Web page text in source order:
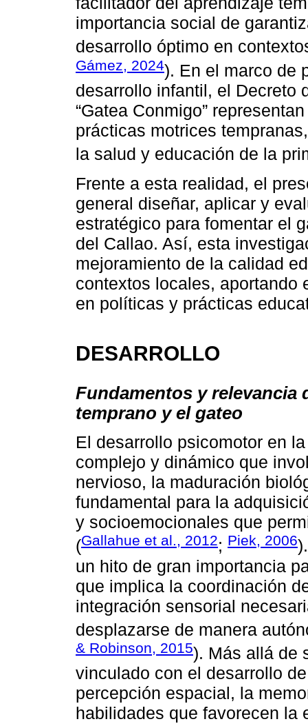
importancia social de
desarrollo óptimo en
Gámez, 2024). En el marco de
desarrollo infantil, el Decreto
“Gatea Conmigo”
prácticas motrices
la salud y educación de la
Frente a esta realidad, el
general diseñar, aplicar y
estratégico para fomentar el
del Callao. Así, esta
mejoramiento de la calidad
contextos locales, aportando
en políticas y prácticas
DESARROLLO
Fundamentos y
temprano y el gateo
El desarrollo psicomotor en
complejo y dinámico que
nervioso, la maduración
fundamental para la
y socioemocionales que
(Gallahue et al., 2012; Piek, 2006
un hito de gran importancia
que implica la coordinación
integración sensorial
desplazarse de manera
& Robinson, 2015). Más allá de
vinculado con el desarrollo
percepción espacial, la
habilidades que favorecen la